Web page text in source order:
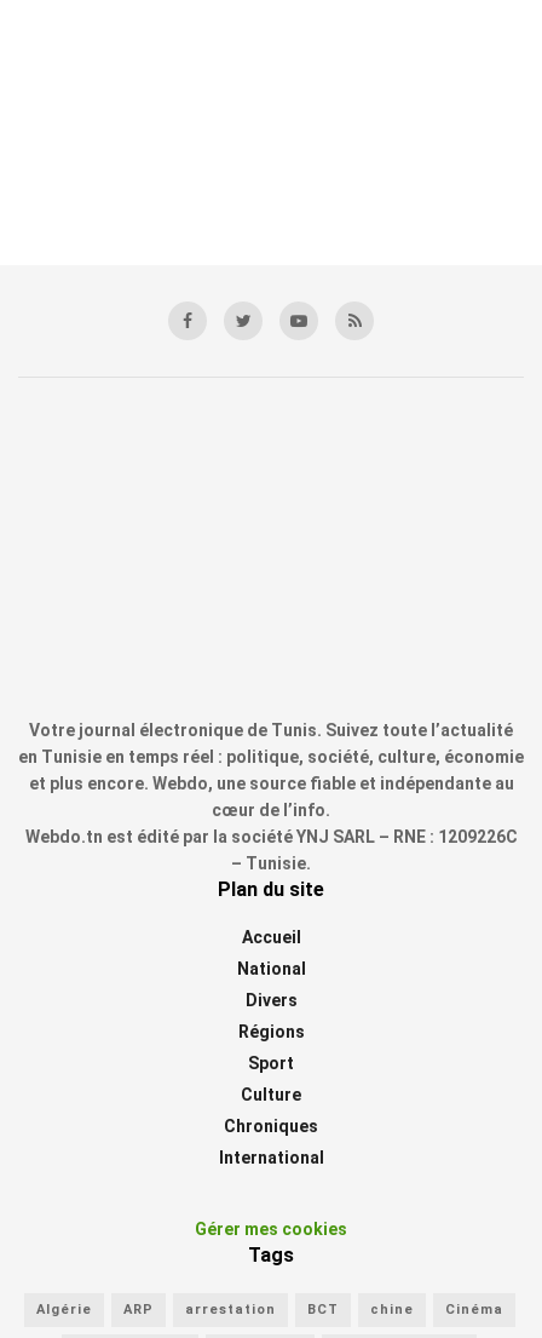
Votre journal électronique de Tunis. Suivez toute l’actualité
en Tunisie en temps réel : politique, société, culture, économie
et plus encore. Webdo, une source fiable et indépendante au
cœur de l’info.
Webdo.tn est édité par la société YNJ SARL – RNE : 1209226C
– Tunisie.
Plan du site
Accueil
National
Divers
Régions
Sport
Culture
Chroniques
International
Gérer mes cookies
Tags
Algérie ARP arrestation BCT chine Cinéma